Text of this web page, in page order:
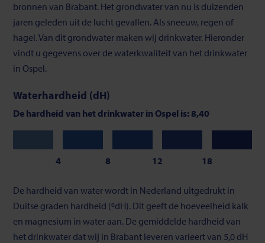
bronnen van Brabant. Het grondwater van nu is duizenden
jaren geleden uit de lucht gevallen. Als sneeuw, regen of
hagel. Van dit grondwater maken wij drinkwater. Hieronder
vindt u gegevens over de waterkwaliteit van het drinkwater
in Ospel.
Waterhardheid (dH)
De hardheid van het drinkwater in Ospel is: 8,40
zacht
4 8 12
hard
18
Schaalverdeling
van
waterhardheid
De hardheid van water wordt in Nederland uitgedrukt in
Duitse graden hardheid (ºdH). Dit geeft de hoeveelheid kalk
en magnesium in water aan. De gemiddelde hardheid van
het drinkwater dat wij in Brabant leveren varieert van 5,0 dH